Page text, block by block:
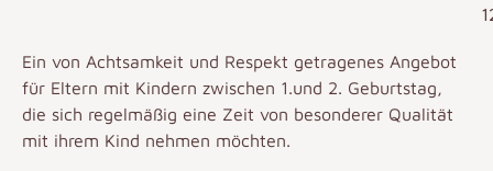
Ein von Achtsamkeit und Respekt getragenes Angebot
für Eltern mit Kindern zwischen 1.und 2. Geburtstag,
die sich regelmäßig eine Zeit von besonderer Qualität
mit ihrem Kind nehmen möchten.